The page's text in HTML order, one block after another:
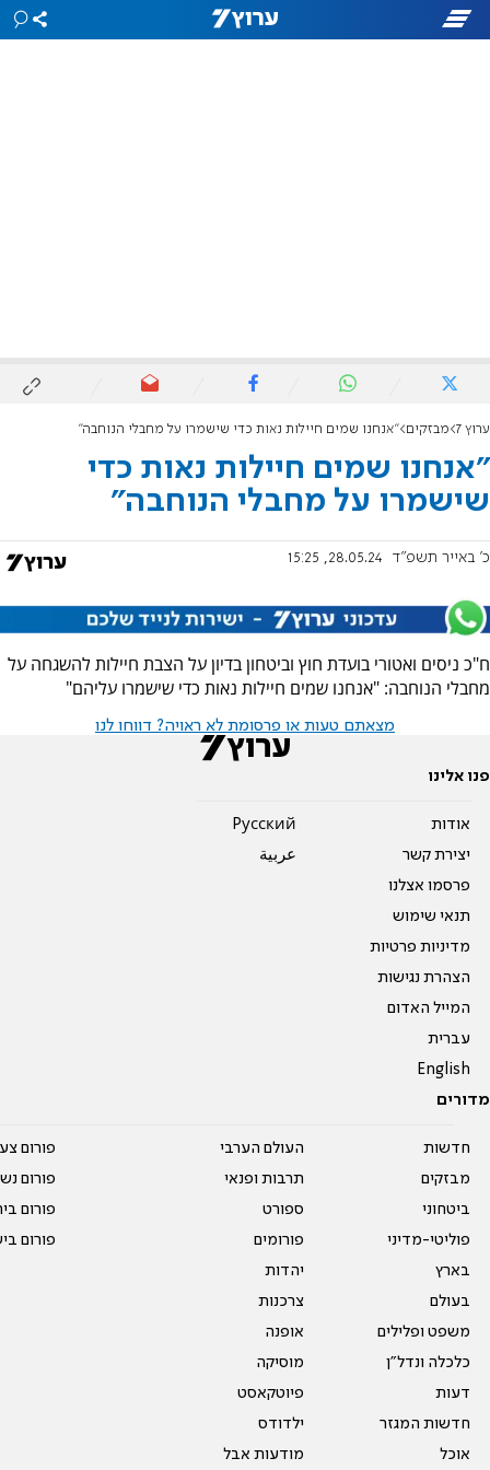
ערוץ 7 מבזקים "אנחנו שמים חיילות נאות כדי שישמרו על מחבלי הנוחבה"
"אנחנו שמים חיילות נאות כדי
שישמרו על מחבלי הנוחבה"
כ' באייר תשפ"ד 28.05.24, 15:25
ח"כ ניסים ואטורי בועדת חוץ וביטחון בדיון על הצבת חיילות להשגחה על
מחבלי הנוחבה: "אנחנו שמים חיילות נאות כדי שישמרו עליהם"
מצאתם טעות או פרסומת לא ראויה? דווחו לנו
פנו אלינו
אודות
יצירת קשר
פרסמו אצלנו
תנאי שימוש
מדיניות פרטיות
הצהרת נגישות
המייל האדום
עברית
English
Pусский
عربية
מדורים
חדשות
מבזקים
ביטחוני
פוליטי-מדיני
בארץ
בעולם
משפט ופלילים
כלכלה ונדל"ן
דעות
חדשות המגזר
אוכל
העולם הערבי
תרבות ופנאי
ספורט
פורומים
יהדות
צרכנות
אופנה
מוסיקה
פיוטקאסט
ילדודס
מודעות אבל
פורום
פורום
פורום
פורום